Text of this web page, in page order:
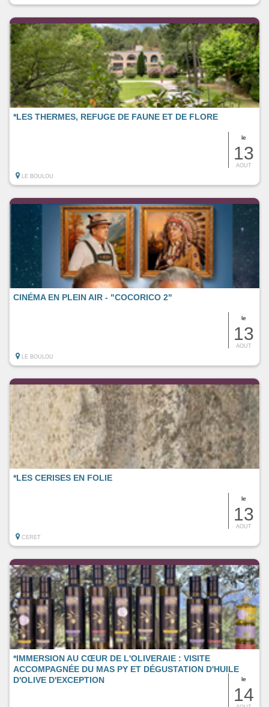
le
13
AOUT
*LES THERMES, REFUGE DE FAUNE ET DE FLORE
LE BOULOU
le
13
AOUT
CINÉMA EN PLEIN AIR - "COCORICO 2"
LE BOULOU
le
13
AOUT
*LES CERISES EN FOLIE
CERET
le
14
*IMMERSION AU CŒUR DE L'OLIVERAIE : VISITE
ACCOMPAGNÉE DU MAS PY ET DÉGUSTATION D'HUILE
D'OLIVE D'EXCEPTION